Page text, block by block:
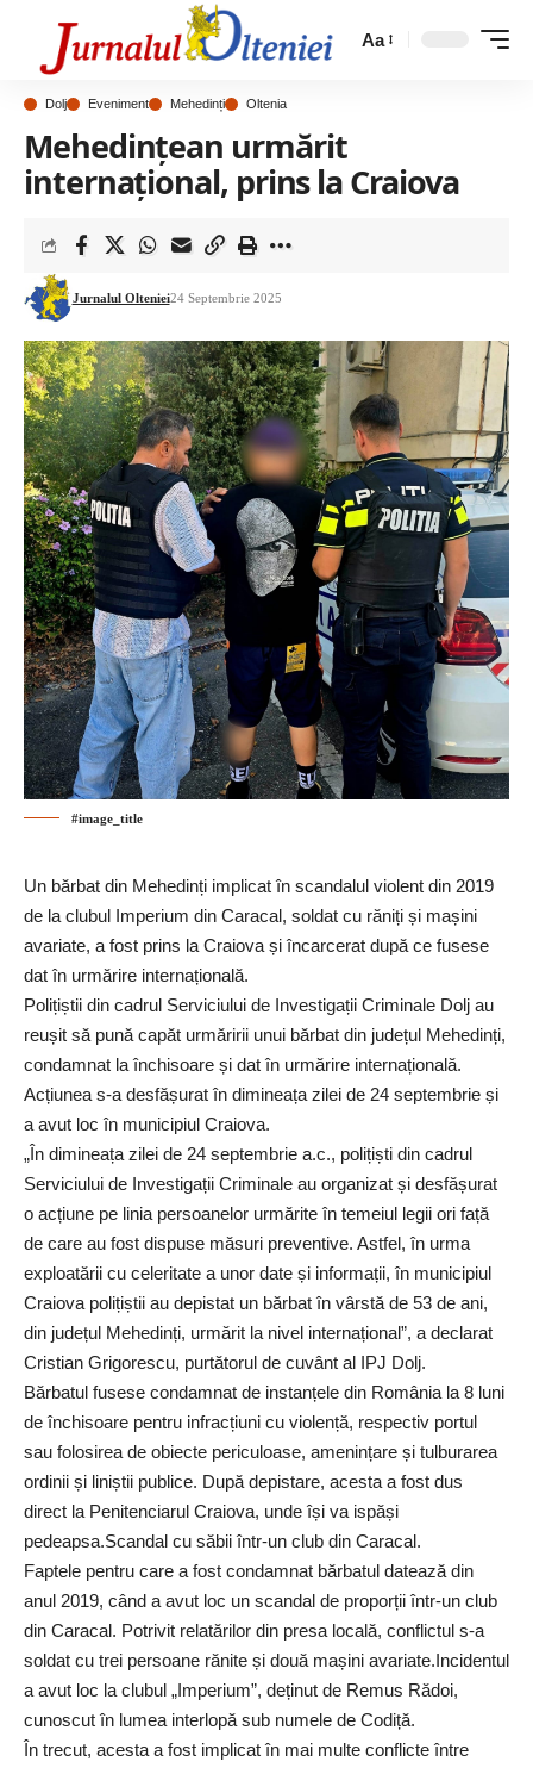
Aa
Dolj Eveniment Mehedinți Oltenia
Mehedințean urmărit
internațional, prins la Craiova
Jurnalul Olteniei24 Septembrie 2025
#image_title
Un bărbat din Mehedinți implicat în scandalul violent din 2019
de la clubul Imperium din Caracal, soldat cu răniți și mașini
avariate, a fost prins la Craiova și încarcerat după ce fusese
dat în urmărire internațională.
Polițiștii din cadrul Serviciului de Investigații Criminale Dolj au
reușit să pună capăt urmăririi unui bărbat din județul Mehedinți,
condamnat la închisoare și dat în urmărire internațională.
Acțiunea s-a desfășurat în dimineața zilei de 24 septembrie și
a avut loc în municipiul Craiova.
„În dimineața zilei de 24 septembrie a.c., polițiști din cadrul
Serviciului de Investigații Criminale au organizat și desfășurat
o acțiune pe linia persoanelor urmărite în temeiul legii ori față
de care au fost dispuse măsuri preventive. Astfel, în urma
exploatării cu celeritate a unor date și informații, în municipiul
Craiova polițiștii au depistat un bărbat în vârstă de 53 de ani,
din județul Mehedinți, urmărit la nivel internațional”, a declarat
Cristian Grigorescu, purtătorul de cuvânt al IPJ Dolj.
Bărbatul fusese condamnat de instanțele din România la 8 luni
de închisoare pentru infracțiuni cu violență, respectiv portul
sau folosirea de obiecte periculoase, amenințare și tulburarea
ordinii și liniștii publice. După depistare, acesta a fost dus
direct la Penitenciarul Craiova, unde își va ispăși
pedeapsa.Scandal cu săbii într-un club din Caracal.
Faptele pentru care a fost condamnat bărbatul datează din
anul 2019, când a avut loc un scandal de proporții într-un club
din Caracal. Potrivit relatărilor din presa locală, conflictul s-a
soldat cu trei persoane rănite și două mașini avariate.Incidentul
a avut loc la clubul „Imperium”, deținut de Remus Rădoi,
cunoscut în lumea interlopă sub numele de Codiță.
În trecut, acesta a fost implicat în mai multe conflicte între